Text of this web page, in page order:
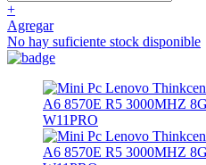
+
Agregar
No hay suficiente stock disponible